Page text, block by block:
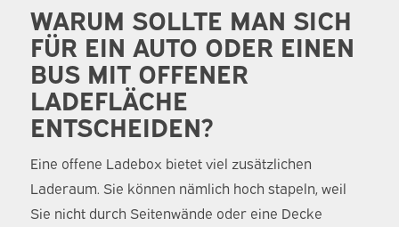
WARUM SOLLTE MAN SICH
FÜR EIN AUTO ODER EINEN
BUS MIT OFFENER
LADEFLÄCHE
ENTSCHEIDEN?
Eine offene Ladebox bietet viel zusätzlichen
Laderaum. Sie können nämlich hoch stapeln, weil
Sie nicht durch Seitenwände oder eine Decke